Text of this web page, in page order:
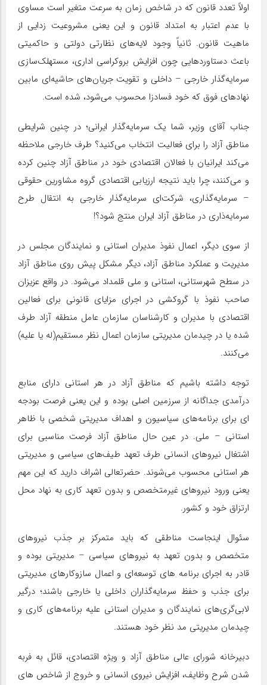
اولاً تعدد قانون که در شاخص زمان به سرعت متغیر است مساوی
با عدم اعتبار به امتداد قانون و این یعنی مشروعیت زدایی از
ماهیت قانون. ثانیاً وجود لایه‌های نظارتی دولتی و حاکمیتی
باعث دستاوردهایی چون افزایش بروکراسی اداری، مستهلک‌سازی
سرمایه‌گذار خارجی – داخلی و تقویت جریان‌های حاشیه‌ای مابین
نهادهای فوق که خود فسادزا محسوب می‌شود، شده است.
جناب آقای وزیر، شما یک سرمایه‌گذار ایرانی؛ در چنین شرایطی
مناطق آزاد را برای فعالیت انتخاب می‌کنید؟ طرف خارجی ملاحظه
می‌کند ایرانیان با فعالان اقتصادی خود در مناطق آزاد چنین کرده
و می‌کنند، چرا باید نتیجه ارزیابی اقتصادی گروه مشاورین حقوقی
– سرمایه‌گذاری، شرکت‌ای سرمایه‌گذار خارجی به انتقال طرح
سرمایه‌ذاری در مناطق آزاد ایران منتج شود؟!
از سوی دیگر، اعمال نفوذ مدیران استانی و نمایندگان مجلس در
مدیریت و عملکرد مناطق آزاد، دیگر مشکل پیش روی مناطق آزاد
در سطح شهرستانی، استانی و ملی قلمداد می‌شود. در واقع عزیزان
صاحب نفوذ با گروکشی در اجرای مزایای قانونی برای فعالین
اقتصادی با مدیران و کارشناسان سازمان عامل منطقه آزاد طرف
شده یا در چیدمان مدیریتی سازمان اعمال نظر مستقیم(له یا علیه)
می‌کنند.
توجه داشته باشیم که مناطق آزاد در هر استانی دارای منابع
درآمدی جداگانه از سرزمین اصلی بوده و این یعنی فرصت بودجه
ای برای برنامه‌های سیاسیون و اهداف مدیریتی شخصی با ظاهر
استانی – ملی. در عین حال مناطق آزاد فرصت مناسبی برای
اشتغال نیروهای انسانی طرف تعهد طیف‌های سیاسی و مدیریتی
هر استانی محسوب می‌شوند. حضرتعالی اشراف دارید که این مهم
یعنی ورود نیروهای غیرمتخصص و بدون تعهد کاری به نهاد محل
ارتزاق خود و کشور.
سئوال اینجاست مناطقی که باید متمرکز بر جذب نیروهای
متخصص و بدون تعهد به نیروهای سیاسی – مدیریتی بوده و
قادر به اجرای برنامه های توسعه‌ای و اعمال سازوکارهای مدیریتی
برای جذب و حفظ سرمایه‌گذاران داخلی یا خارجی باشند؛ درگیر
لابی‌گری‌های نمایندگان و مدیران استانی علیه برنامه‌های کاری و
چیدمان مدیریتی مد نظر خود هستند.
دبیرخانه شورای عالی مناطق آزاد و ویژه اقتصادی، قائل به فربه
شدن شرح وظایف، افزایش نیروی انسانی و خروج از شاخص های